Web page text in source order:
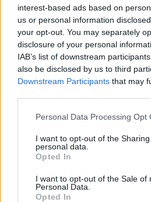
interest-based ads based on
us or personal information
your opt-out. You may separately
disclosure of your personal
IAB’s list of downstream
also be disclosed by us to third
Downstream Participants that may
Personal Data Processing Opt
I want to opt-out of the
personal data.
Opted In
I want to opt-out of the Sale of
Personal Data.
Opted In